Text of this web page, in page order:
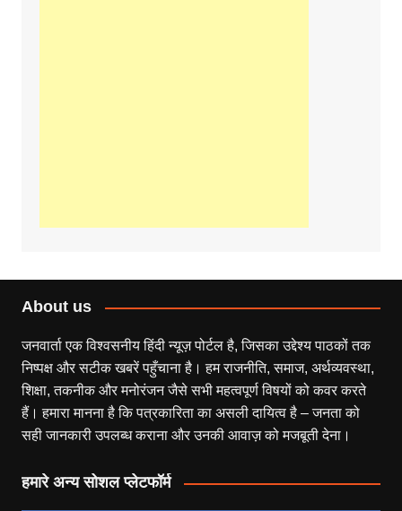
About us
जनवार्ता एक विश्वसनीय हिंदी न्यूज़ पोर्टल है, जिसका उद्देश्य पाठकों तक
निष्पक्ष और सटीक खबरें पहुँचाना है। हम राजनीति, समाज, अर्थव्यवस्था,
शिक्षा, तकनीक और मनोरंजन जैसे सभी महत्वपूर्ण विषयों को कवर करते
हैं। हमारा मानना है कि पत्रकारिता का असली दायित्व है – जनता को
सही जानकारी उपलब्ध कराना और उनकी आवाज़ को मजबूती देना।
हमारे अन्य सोशल प्लेटफॉर्म